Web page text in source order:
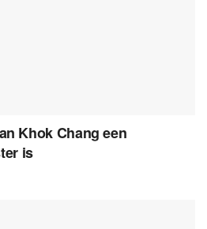
Khok Chang een
is